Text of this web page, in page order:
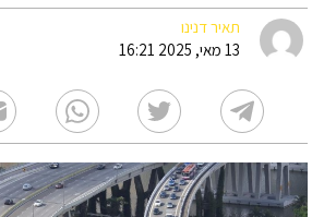
תאיר דנינו
13 מאי, 2025 16:21